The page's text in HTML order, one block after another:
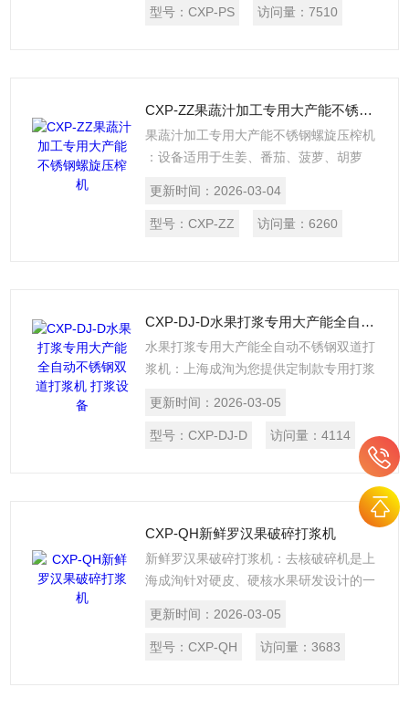
并消化的基础上进行技术更新和升级，产
型号： CXP-PS 访问量：7510
CXP-ZZ果蔬汁加工专用大产能不锈钢螺旋压榨机
果蔬汁加工专用大产能不锈钢螺旋压榨机
：设备适用于生姜、番茄、菠萝、胡萝
取汁。设备由螺旋轴推进式挤压，具有破
碎、榨汁、排渣功能。本产品具有结构合
更新时间： 2026-03-04
型号： CXP-ZZ 访问量：6260
CXP-DJ-D水果打浆专用大产能全自动不锈钢双道打浆机 打浆设备
水果打浆专用大产能全自动不锈钢双道打
浆机：上海成洵为您提供定制款专用打浆
梅、百香果、杏、梅子等各种新鲜果蔬。
是本公司消化，自主创新研发，打浆工艺
技术及产品质量均在具*水平。是果汁果酱
类前处理加工生产线配套使用的一种新型
设备，本产品具有结构合理、出汁率高、
动作灵敏，运行稳定，以及安装、操作简
单等特点，产品设计符合国家食品卫生标
准。
更新时间： 2026-03-05
型号： CXP-DJ-D 访问量：4114
CXP-QH新鲜罗汉果破碎打浆机
新鲜罗汉果破碎打浆机：去核破碎机是上
海成洵针对硬皮、硬核水果研发设计的一
及产品质量均具国际专业水平。去核机特
别适用于芒果、百香果、罗汉果、桃子、
更新时间： 2026-03-05
型号： CXP-QH 访问量：3683